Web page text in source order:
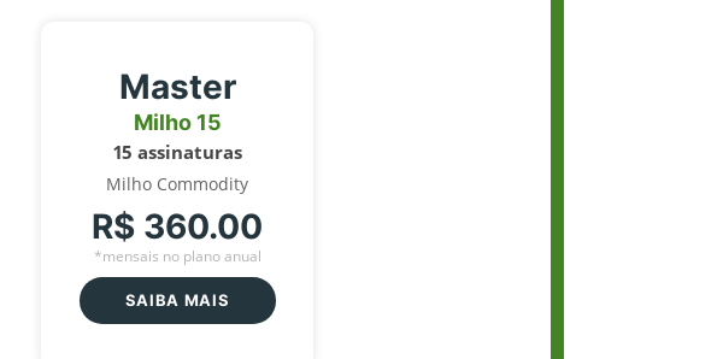
Master
Milho 15
15 assinaturas
Milho Commodity
R$ 360.00
*mensais no plano anual
SAIBA MAIS